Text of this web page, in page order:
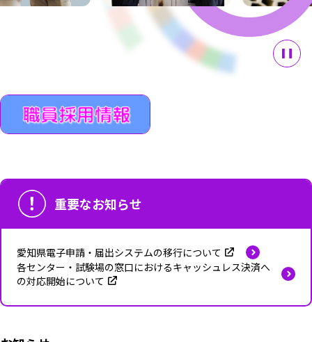
重要なお知らせ
愛知県電子申請・届出システムの移行について
各センター・試験場の窓口におけるキャッシュレス決済へ
の対応開始について